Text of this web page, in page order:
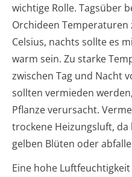
wichtige Rolle. Tagsüber
Orchideen Temperaturen
Celsius, nachts sollte es
warm sein. Zu starke
zwischen Tag und Nacht
sollten vermieden
Pflanze verursacht.
trockene Heizungsluft,
gelben Blüten oder
Eine hohe